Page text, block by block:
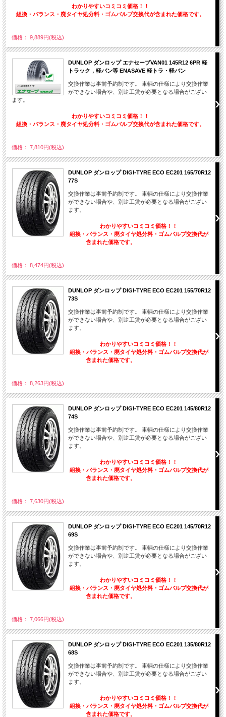
わかりやすいコミコミ価格！！
組換・バランス・廃タイヤ処分料・ゴムバルブ交換代が含まれた価格です。
価格： 9,889円(税込)
DUNLOP ダンロップ エナセーブVAN01 145R12 6PR 軽
トラック，軽バン等 ENASAVE 軽トラ・軽バン
交換作業は事前予約制です。 車輌の仕様により交換作業
ができない場合や、別途工賃が必要となる場合がござい
ます。
わかりやすいコミコミ価格！！
組換・バランス・廃タイヤ処分料・ゴムバルブ交換代が含まれた価格です。
価格： 7,810円(税込)
DUNLOP ダンロップ DIGI-TYRE ECO EC201 165/70R12
77S
交換作業は事前予約制です。 車輌の仕様により交換作業
ができない場合や、別途工賃が必要となる場合がござい
ます。
わかりやすいコミコミ価格！！
組換・バランス・廃タイヤ処分料・ゴムバルブ交換代が
含まれた価格です。
価格： 8,474円(税込)
DUNLOP ダンロップ DIGI-TYRE ECO EC201 155/70R12
73S
交換作業は事前予約制です。 車輌の仕様により交換作業
ができない場合や、別途工賃が必要となる場合がござい
ます。
わかりやすいコミコミ価格！！
組換・バランス・廃タイヤ処分料・ゴムバルブ交換代が
含まれた価格です。
価格： 8,263円(税込)
DUNLOP ダンロップ DIGI-TYRE ECO EC201 145/80R12
74S
交換作業は事前予約制です。 車輌の仕様により交換作業
ができない場合や、別途工賃が必要となる場合がござい
ます。
わかりやすいコミコミ価格！！
組換・バランス・廃タイヤ処分料・ゴムバルブ交換代が
含まれた価格です。
価格： 7,630円(税込)
DUNLOP ダンロップ DIGI-TYRE ECO EC201 145/70R12
69S
交換作業は事前予約制です。 車輌の仕様により交換作業
ができない場合や、別途工賃が必要となる場合がござい
ます。
わかりやすいコミコミ価格！！
組換・バランス・廃タイヤ処分料・ゴムバルブ交換代が
含まれた価格です。
価格： 7,066円(税込)
DUNLOP ダンロップ DIGI-TYRE ECO EC201 135/80R12
68S
交換作業は事前予約制です。 車輌の仕様により交換作業
ができない場合や、別途工賃が必要となる場合がござい
ます。
わかりやすいコミコミ価格！！
組換・バランス・廃タイヤ処分料・ゴムバルブ交換代が
含まれた価格です。